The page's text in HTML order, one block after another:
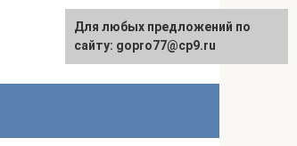
Для любых предложений по
сайту: gopro77@cp9.ru